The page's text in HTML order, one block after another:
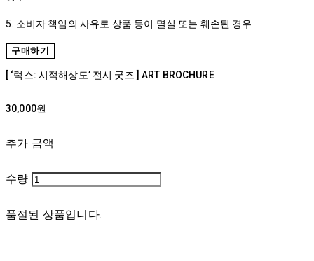
5. 소비자 책임의 사유로 상품 등이 멸실 또는 훼손된 경우
구매하기
[ ‘럭스: 시적해상도’ 전시 굿즈 ] ART BROCHURE
30,000원
추가 금액
수량
품절된 상품입니다.